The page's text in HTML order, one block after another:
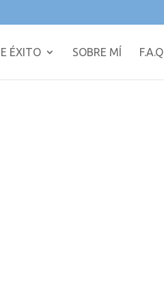
ÉXITO SOBRE MÍ F.A.Q